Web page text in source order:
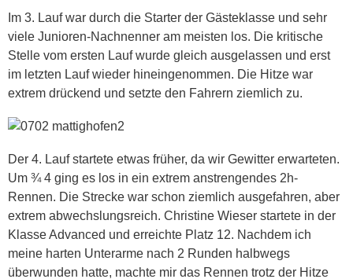
Im 3. Lauf war durch die Starter der Gästeklasse und sehr
viele Junioren-Nachnenner am meisten los. Die kritische
Stelle vom ersten Lauf wurde gleich ausgelassen und erst
im letzten Lauf wieder hineingenommen. Die Hitze war
extrem drückend und setzte den Fahrern ziemlich zu.
Der 4. Lauf startete etwas früher, da wir Gewitter erwarteten.
Um ¾ 4 ging es los in ein extrem anstrengendes 2h-
Rennen. Die Strecke war schon ziemlich ausgefahren, aber
extrem abwechslungsreich. Christine Wieser startete in der
Klasse Advanced und erreichte Platz 12. Nachdem ich
meine harten Unterarme nach 2 Runden halbwegs
überwunden hatte, machte mir das Rennen trotz der Hitze